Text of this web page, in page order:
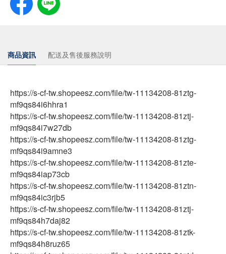
商品資訊 配送及售後服務說明
https://s-cf-tw.shopeesz.com/file/tw-11134208-81ztg-
mf9qs84i6hhra1
https://s-cf-tw.shopeesz.com/file/tw-11134208-81ztj-
mf9qs84i7w27db
https://s-cf-tw.shopeesz.com/file/tw-11134208-81ztg-
mf9qs84i9amne3
https://s-cf-tw.shopeesz.com/file/tw-11134208-81zte-
mf9qs84iap73cb
https://s-cf-tw.shopeesz.com/file/tw-11134208-81ztn-
mf9qs84ic3rjb5
https://s-cf-tw.shopeesz.com/file/tw-11134208-81ztj-
mf9qs84h7daj82
https://s-cf-tw.shopeesz.com/file/tw-11134208-81ztk-
mf9qs84h8ruz65